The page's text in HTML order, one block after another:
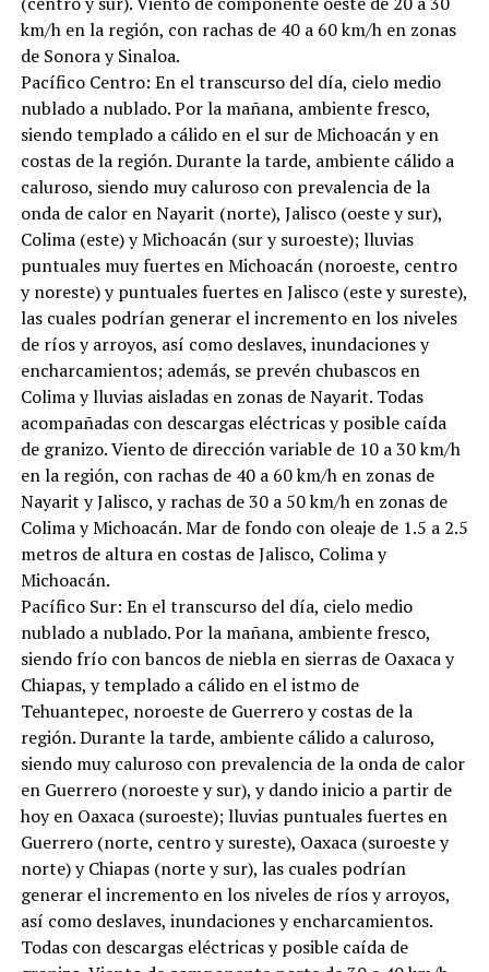
km/h en la región, con rachas de 40 a 60 km/h en zonas
de Sonora y Sinaloa.
Pacífico Centro: En el transcurso del día, cielo medio
nublado a nublado. Por la mañana, ambiente fresco,
siendo templado a cálido en el sur de Michoacán y en
costas de la región. Durante la tarde, ambiente cálido a
caluroso, siendo muy caluroso con prevalencia de la
onda de calor en Nayarit (norte), Jalisco (oeste y sur),
Colima (este) y Michoacán (sur y suroeste); lluvias
puntuales muy fuertes en Michoacán (noroeste, centro
y noreste) y puntuales fuertes en Jalisco (este y sureste),
las cuales podrían generar el incremento en los niveles
de ríos y arroyos, así como deslaves, inundaciones y
encharcamientos; además, se prevén chubascos en
Colima y lluvias aisladas en zonas de Nayarit. Todas
acompañadas con descargas eléctricas y posible caída
de granizo. Viento de dirección variable de 10 a 30 km/h
en la región, con rachas de 40 a 60 km/h en zonas de
Nayarit y Jalisco, y rachas de 30 a 50 km/h en zonas de
Colima y Michoacán. Mar de fondo con oleaje de 1.5 a 2.5
metros de altura en costas de Jalisco, Colima y
Michoacán.
Pacífico Sur: En el transcurso del día, cielo medio
nublado a nublado. Por la mañana, ambiente fresco,
siendo frío con bancos de niebla en sierras de Oaxaca y
Chiapas, y templado a cálido en el istmo de
Tehuantepec, noroeste de Guerrero y costas de la
región. Durante la tarde, ambiente cálido a caluroso,
siendo muy caluroso con prevalencia de la onda de calor
en Guerrero (noroeste y sur), y dando inicio a partir de
hoy en Oaxaca (suroeste); lluvias puntuales fuertes en
Guerrero (norte, centro y sureste), Oaxaca (suroeste y
norte) y Chiapas (norte y sur), las cuales podrían
generar el incremento en los niveles de ríos y arroyos,
así como deslaves, inundaciones y encharcamientos.
Todas con descargas eléctricas y posible caída de